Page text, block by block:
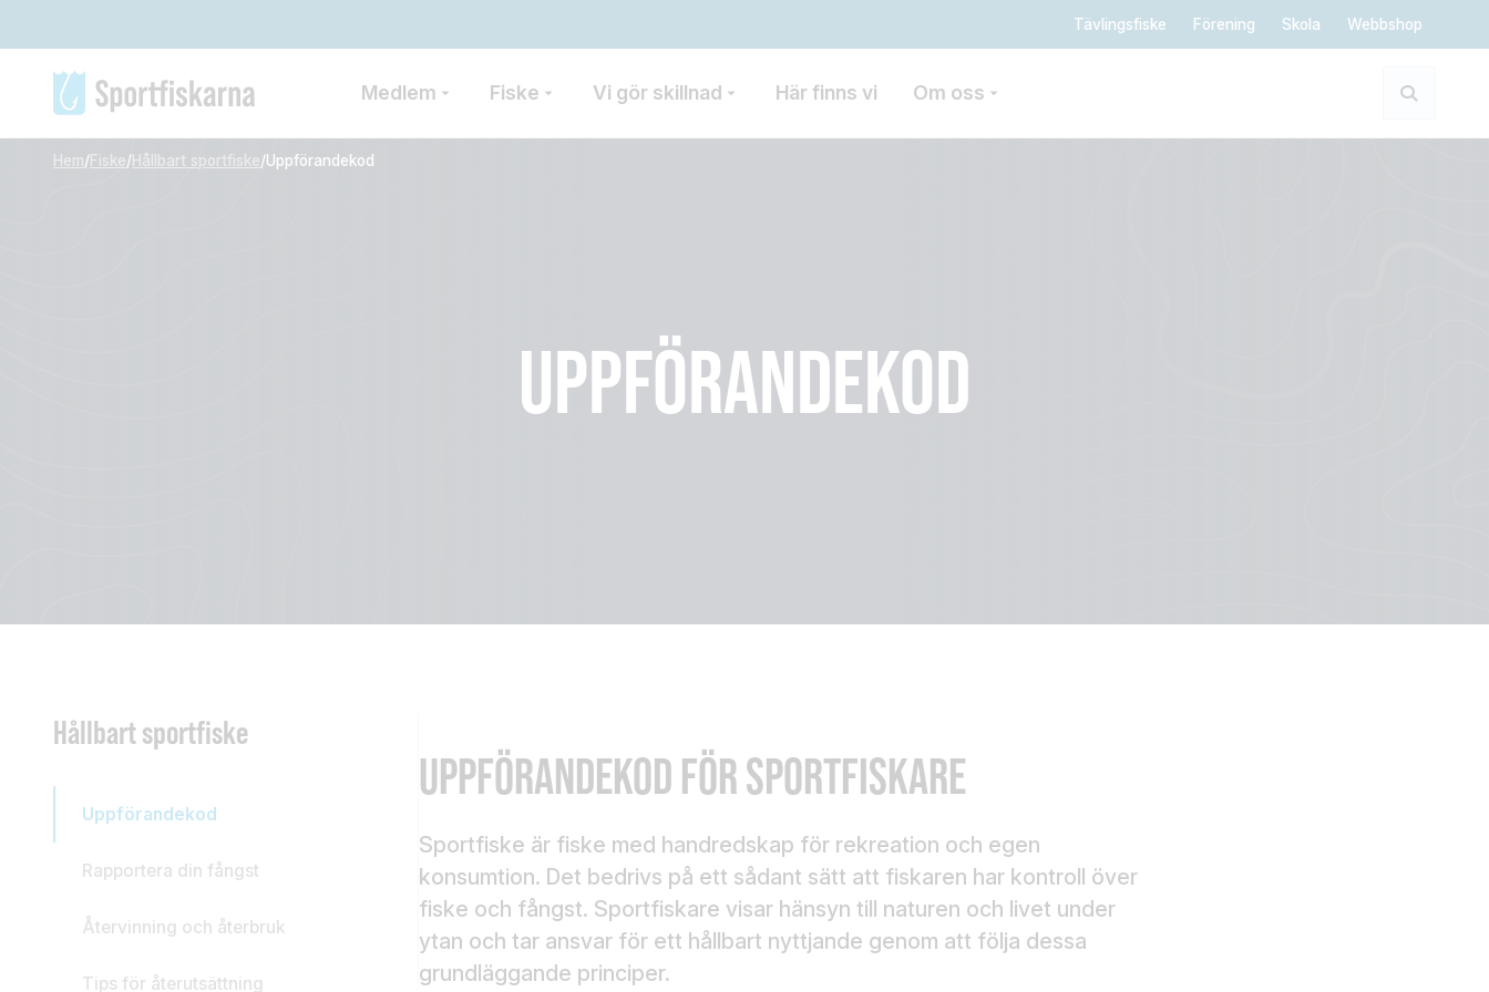
Tävlingsfiske Förening Skola Webbshop
Medlem Fiske Vi gör skillnad Här finns vi Om oss
Hem/Fiske/Hållbart sportfiske/Uppförandekod
UPPFÖRANDEKOD
Hållbart sportfiske
Uppförandekod
Rapportera din fångst
Återvinning och återbruk
Tips för återutsättning
UPPFÖRANDEKOD FÖR SPORTFISKARE
Sportfiske är fiske med handredskap för rekreation och egen
konsumtion. Det bedrivs på ett sådant sätt att fiskaren har kontroll över
fiske och fångst. Sportfiskare visar hänsyn till naturen och livet under
ytan och tar ansvar för ett hållbart nyttjande genom att följa dessa
grundläggande principer.